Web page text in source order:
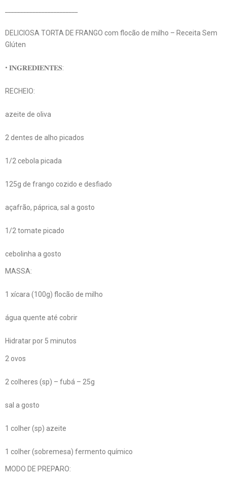
DELICIOSA TORTA DE FRANGO com flocão de milho – Receita Sem
Glúten
• 𝐈𝐍𝐆𝐑𝐄𝐃𝐈𝐄𝐍𝐓𝐄𝐒:
RECHEIO:
azeite de oliva
2 dentes de alho picados
1/2 cebola picada
125g de frango cozido e desfiado
açafrão, páprica, sal a gosto
1/2 tomate picado
cebolinha a gosto
MASSA:
1 xícara (100g) flocão de milho
água quente até cobrir
Hidratar por 5 minutos
2 ovos
2 colheres (sp) – fubá – 25g
sal a gosto
1 colher (sp) azeite
1 colher (sobremesa) fermento químico
MODO DE PREPARO: